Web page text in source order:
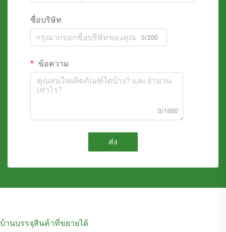
ชื่อบริษัท
0/200
ข้อความ
0/1000
ส่ง
บ้านบรรจุสินค้าที่ขยายได้